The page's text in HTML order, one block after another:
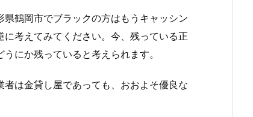
鶴岡市でブラックの方はもうキャッシン
考えてみてください。今、残っている正
にか残っていると考えられます。
は金貸し屋であっても、おおよそ優良な